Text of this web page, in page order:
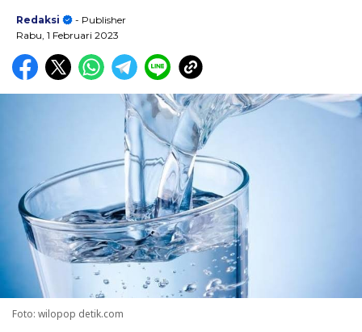
Redaksi
- Publisher
Rabu, 1 Februari 2023
Foto: wilopop detik.com